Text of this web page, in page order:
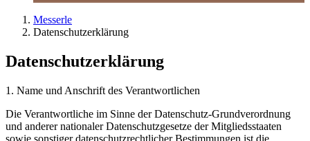
Messerle
Datenschutzerklärung
Datenschutzerklärung
1. Name und Anschrift des Verantwortlichen
Die Verantwortliche im Sinne der Datenschutz-Grundverordnung
und anderer nationaler Datenschutzgesetze der Mitgliedsstaaten